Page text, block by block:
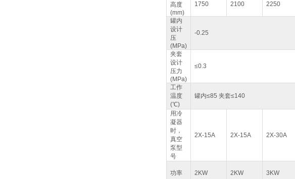
高度
(mm)
1750 2100 2250
罐内
设计
压
(MPa)
-0.25
夹套
设计
压力
(MPa)
≤0.3
工作
温度
(℃)
罐内≤85 夹套≤140
用冷
凝器
时，
真空
泵型
号
2X-15A 2X-15A 2X-30A
功率 2KW 2KW 3KW